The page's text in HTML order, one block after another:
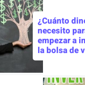
¿Cuánto
necesito
empezar a
la bolsa de